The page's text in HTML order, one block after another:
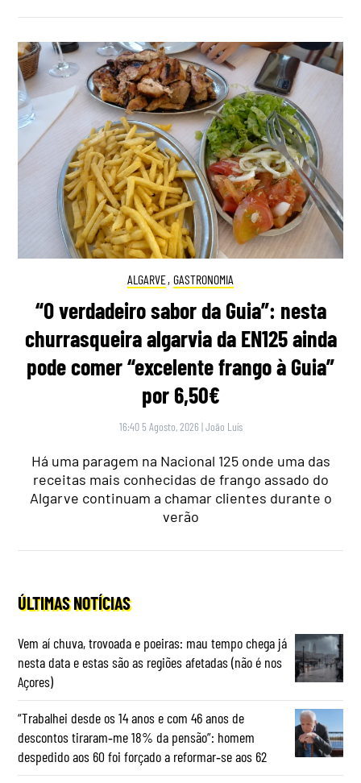
ALGARVE, GASTRONOMIA
“O verdadeiro sabor da Guia”: nesta
churrasqueira algarvia da EN125 ainda
pode comer “excelente frango à Guia”
por 6,50€
16:40 5 Agosto, 2026 |João Luís
Há uma paragem na Nacional 125 onde uma das
receitas mais conhecidas de frango assado do
Algarve continuam a chamar clientes durante o
verão
ÚLTIMAS NOTÍCIAS
Vem aí chuva, trovoada e poeiras: mau tempo chega já
nesta data e estas são as regiões afetadas (não é nos
Açores)
“Trabalhei desde os 14 anos e com 46 anos de
descontos tiraram‑me 18% da pensão”: homem
despedido aos 60 foi forçado a reformar‑se aos 62